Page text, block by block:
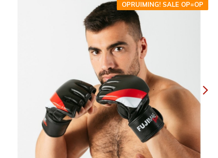
OPRUIMING! SALE OP=OP